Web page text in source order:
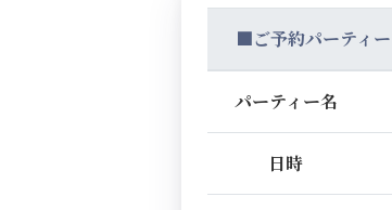
■ご予約パーティー
パーティー名
日時